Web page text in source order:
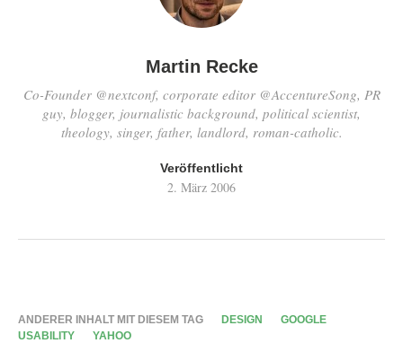
Martin Recke
Co-Founder @nextconf, corporate editor @AccentureSong, PR
guy, blogger, journalistic background, political scientist,
theology, singer, father, landlord, roman-catholic.
Veröffentlicht
2. März 2006
ANDERER INHALT MIT DIESEM TAG DESIGN
GOOGLE
USABILITY
YAHOO